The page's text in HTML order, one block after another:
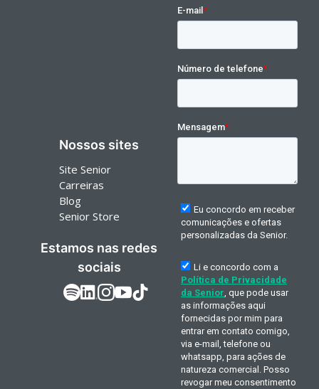
Nossos sites
Site Senior
Carreiras
Blog
Senior Store
Estamos nas redes
sociais